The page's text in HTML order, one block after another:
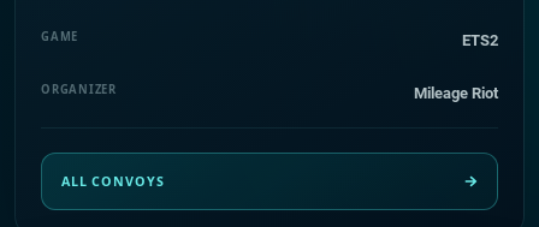
GAME ETS2
ORGANIZER Mileage Riot
ALL CONVOYS